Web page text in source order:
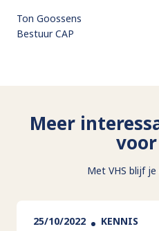
Ton Goossens
Bestuur CAP
Meer
Met VHS blijf
25/10/2022 KENNIS